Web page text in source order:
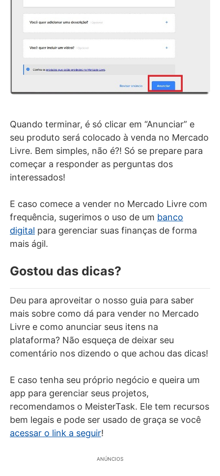
Quando terminar, é só clicar em “Anunciar” e
seu produto será colocado à venda no Mercado
Livre. Bem simples, não é?! Só se prepare para
começar a responder as perguntas dos
interessados!
E caso comece a vender no Mercado Livre com
frequência, sugerimos o uso de um banco
digital para gerenciar suas finanças de forma
mais ágil.
Gostou das dicas?
Deu para aproveitar o nosso guia para saber
mais sobre como dá para vender no Mercado
Livre e como anunciar seus itens na
plataforma? Não esqueça de deixar seu
comentário nos dizendo o que achou das dicas!
E caso tenha seu próprio negócio e queira um
app para gerenciar seus projetos,
recomendamos o MeisterTask. Ele tem recursos
bem legais e pode ser usado de graça se você
acessar o link a seguir!
ANÚNCIOS